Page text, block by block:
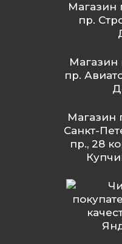
Магазин
пр.
Магазин
пр.
Магазин
Санкт-
пр., 28